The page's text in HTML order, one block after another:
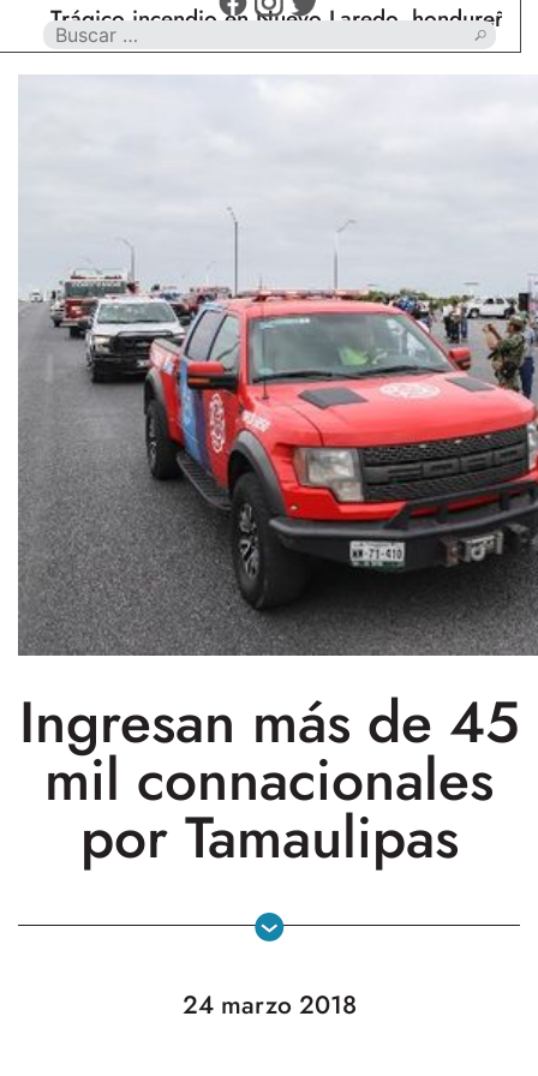
incendio en Nuevo Laredo, hondureño muere
Ingresan más de 45
mil connacionales
por Tamaulipas
24 marzo 2018